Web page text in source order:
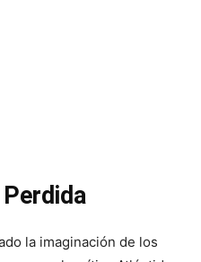
la imaginación de los